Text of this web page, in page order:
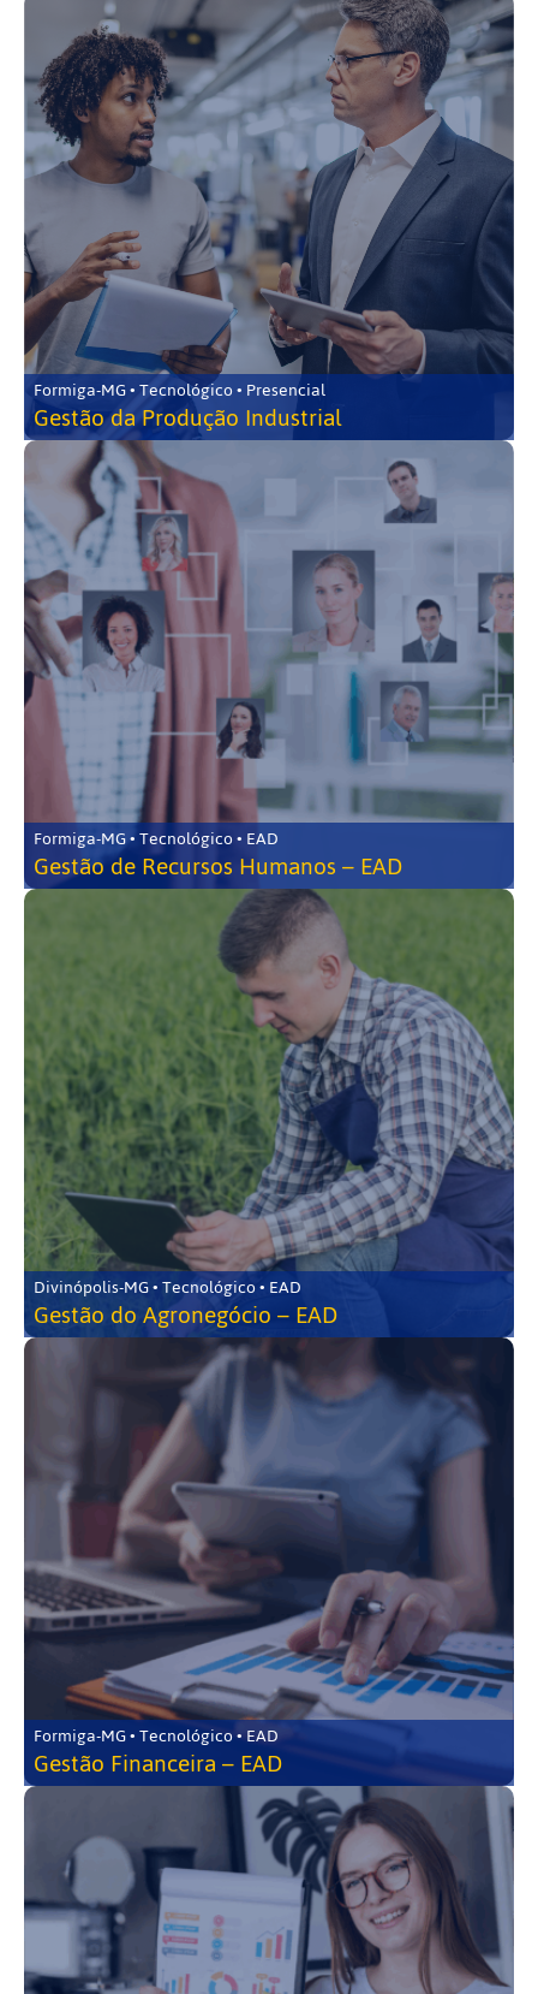
Formiga-MG • Tecnológico • Presencial
Gestão da Produção Industrial
Formiga-MG • Tecnológico • EAD
Gestão de Recursos Humanos – EAD
Divinópolis-MG • Tecnológico • EAD
Gestão do Agronegócio – EAD
Formiga-MG • Tecnológico • EAD
Gestão Financeira – EAD